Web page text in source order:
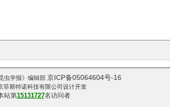
虫学报》编辑部 京ICP备05064604号-16
菲斯特诺科技有限公司 设计开发
站第15131727名访问者